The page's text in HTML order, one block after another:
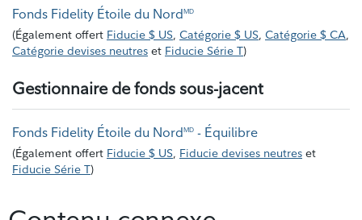
Fonds Fidelity Étoile du NordMD
(Également offert Fiducie $ US, Catégorie $ US, Catégorie $ CA,
Catégorie devises neutres et Fiducie Série T)
Gestionnaire de fonds sous-jacent
Fonds Fidelity Étoile du NordMD - Équilibre
(Également offert Fiducie $ US, Fiducie devises neutres et
Fiducie Série T)